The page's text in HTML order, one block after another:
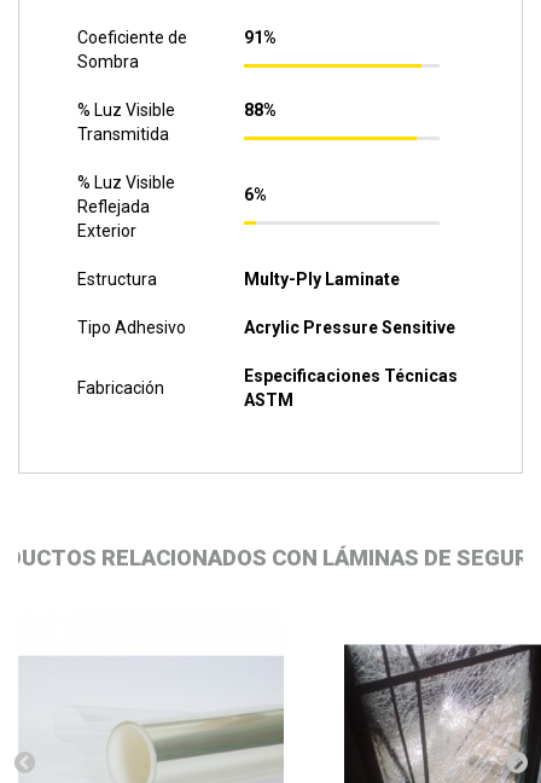
Coeficiente de
Sombra
91%
% Luz Visible
Transmitida
88%
% Luz Visible
Reflejada
Exterior
6%
Estructura Multy-Ply Laminate
Tipo Adhesivo Acrylic Pressure Sensitive
Fabricación
Especificaciones Técnicas
ASTM
RELACIONADOS CON LÁMINAS DE